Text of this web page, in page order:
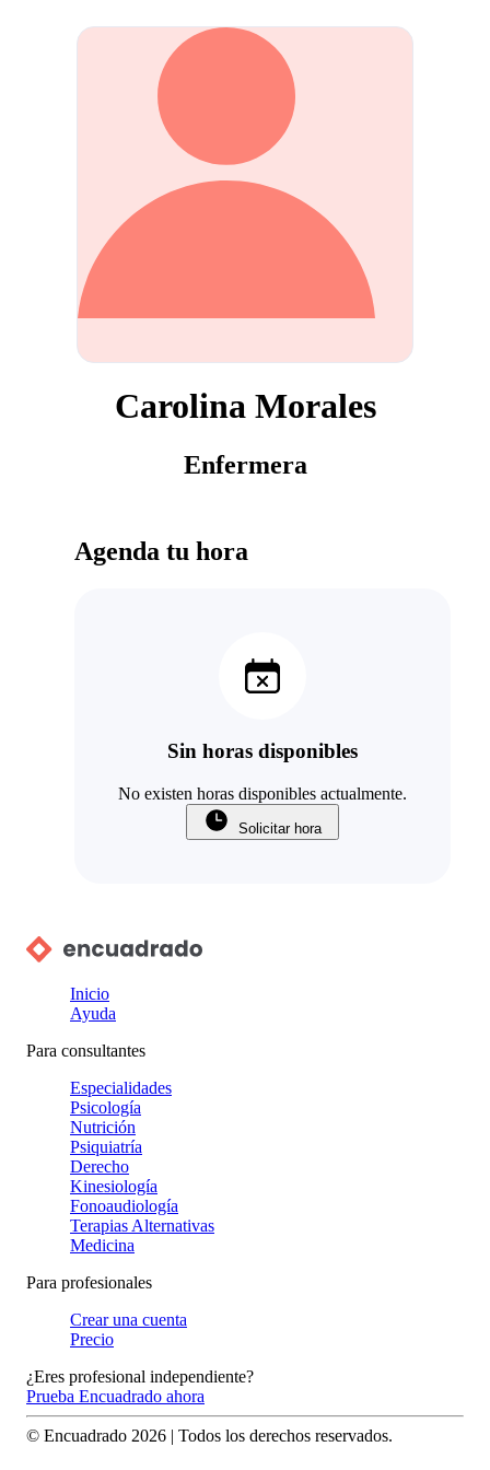
Carolina Morales
Enfermera
Agenda tu hora
Sin horas disponibles
No existen horas disponibles actualmente.
Solicitar hora
Inicio
Ayuda
Para consultantes
Especialidades
Psicología
Nutrición
Psiquiatría
Derecho
Kinesiología
Fonoaudiología
Terapias Alternativas
Medicina
Para profesionales
Crear una cuenta
Precio
¿Eres profesional independiente?
Prueba Encuadrado ahora
© Encuadrado 2026 | Todos los derechos reservados.